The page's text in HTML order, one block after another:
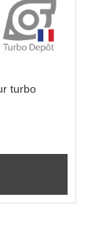
turbo